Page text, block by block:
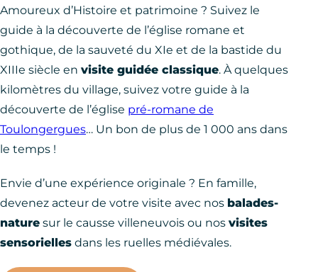
Amoureux d’Histoire et patrimoine ? Suivez le
guide à la découverte de l’église romane et
gothique, de la sauveté du XIe et de la bastide du
XIIIe siècle en visite guidée classique. À quelques
kilomètres du village, suivez votre guide à la
découverte de l’église pré-romane de
Toulongergues… Un bon de plus de 1 000 ans dans
le temps !
Envie d’une expérience originale ? En famille,
devenez acteur de votre visite avec nos balades-
nature sur le causse villeneuvois ou nos visites
sensorielles dans les ruelles médiévales.